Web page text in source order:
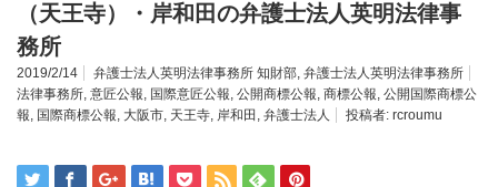
（天王寺）・岸和田の弁護士法人英明法律事
務所
2019/2/14 弁護士法人英明法律事務所 知財部, 弁護士法人英明法律事務所
法律事務所, 意匠公報, 国際意匠公報, 公開商標公報, 商標公報, 公開国際商標公
報, 国際商標公報, 大阪市, 天王寺, 岸和田 , 弁護士法人 投稿者: rcroumu